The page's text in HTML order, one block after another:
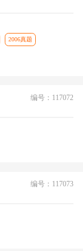
2006真题
编号：117072
编号：117073